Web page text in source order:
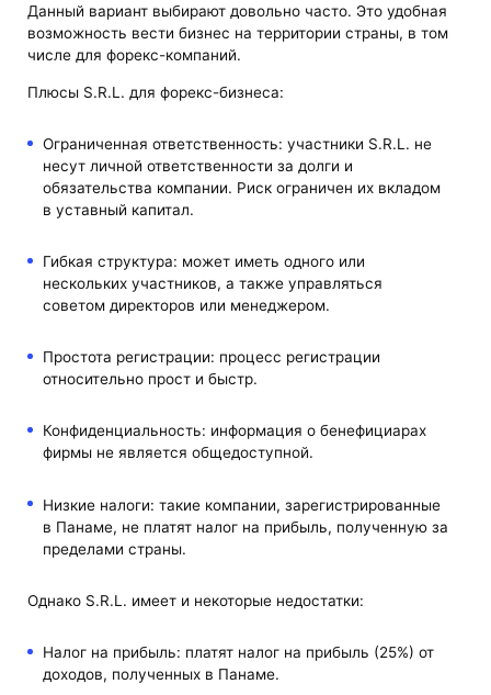
Данный вариант выбирают довольно часто. Это удобная
возможность вести бизнес на территории страны, в том
числе для форекс-компаний.
Плюсы S.R.L. для форекс-бизнеса:
Ограниченная ответственность: участники S.R.L. не
несут личной ответственности за долги и
обязательства компании. Риск ограничен их вкладом
в уставный капитал.
Гибкая структура: может иметь одного или
нескольких участников, а также управляться
советом директоров или менеджером.
Простота регистрации: процесс регистрации
относительно прост и быстр.
Конфиденциальность: информация о бенефициарах
фирмы не является общедоступной.
Низкие налоги: такие компании, зарегистрированные
в Панаме, не платят налог на прибыль, полученную за
пределами страны.
Однако S.R.L. имеет и некоторые недостатки:
Налог на прибыль: платят налог на прибыль (25%) от
доходов, полученных в Панаме.